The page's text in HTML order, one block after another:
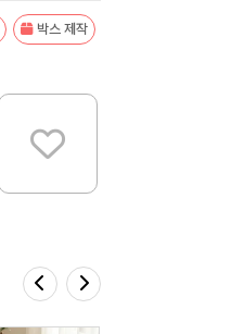
박스 제작